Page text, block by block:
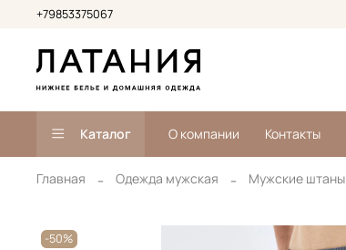
+79853375067
Каталог О компании Контакты
Главная Одежда мужская Мужские штаны
-50%